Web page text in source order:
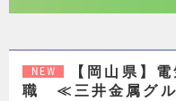
NEW
【岡山県】
職 ≪三井金属グル